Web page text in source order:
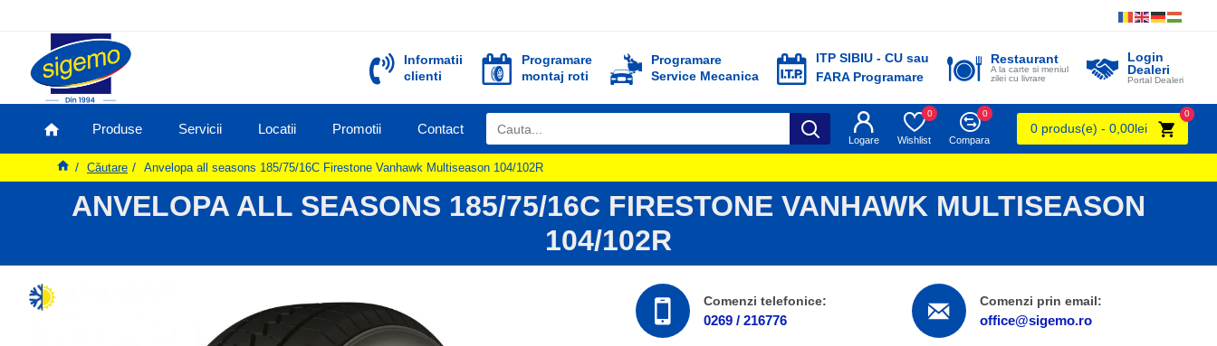
Informatii
clienti
Programare
montaj roti
Programare
Service Mecanica
ITP SIBIU - CU sau
FARA Programare
Restaurant
A la carte si meniul
zilei cu livrare
Login
Dealeri
Portal Dealeri
Produse Servicii Locatii Promotii Contact
Logare Wishlist
0
Compara
0
0 produs(e) - 0,00lei
0
Căutare Anvelopa all seasons 185/75/16C Firestone Vanhawk Multiseason 104/102R
ANVELOPA ALL SEASONS 185/75/16C FIRESTONE VANHAWK MULTISEASON
104/102R
Comenzi telefonice:
0269 / 216776
Comenzi prin email:
office@sigemo.ro